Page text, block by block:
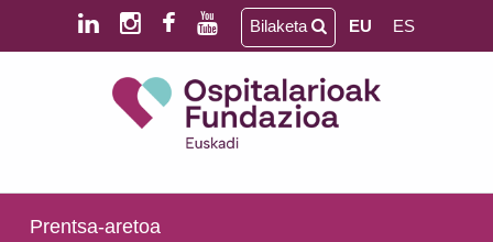
Bilaketa EU ES
Prentsa-aretoa